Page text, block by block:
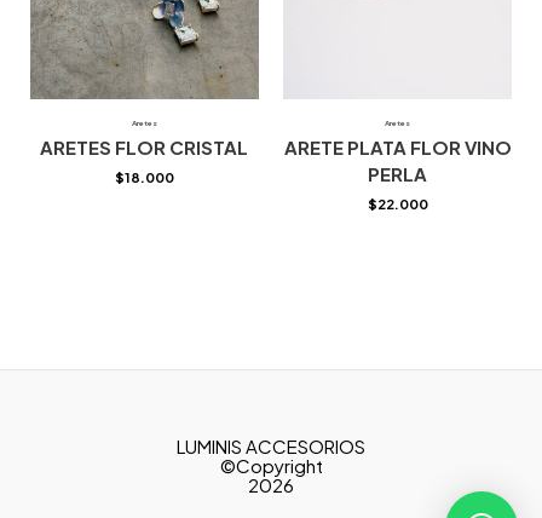
Aretes
ARETES FLOR CRISTAL
$18.000
Aretes
ARETE PLATA FLOR VINO
PERLA
$22.000
LUMINIS ACCESORIOS
©Copyright
2026